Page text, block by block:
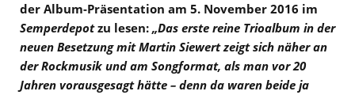
der Album-Präsentation am 5. November 2016 im
Semperdepotzu lesen: „Das erste reine Trioalbum in der
neuen Besetzung mit Martin Siewert zeigt sich näher an
der Rockmusik und am Songformat, als man vor 20
Jahren vorausgesagt hätte – denn da waren beide ja